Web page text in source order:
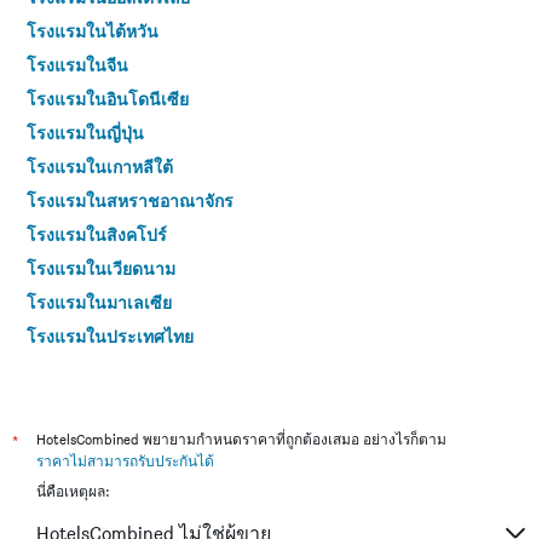
โรงแรมในไต้หวัน
โรงแรมในจีน
โรงแรมในอินโดนีเซีย
โรงแรมในญี่ปุ่น
โรงแรมในเกาหลีใต้
โรงแรมในสหราชอาณาจักร
โรงแรมในสิงคโปร์
โรงแรมในเวียดนาม
โรงแรมในมาเลเซีย
โรงแรมในประเทศไทย
*
HotelsCombined พยายามกำหนดราคาที่ถูกต้องเสมอ อย่างไรก็ตาม
ราคาไม่สามารถรับประกันได้
นี่คือเหตุผล:
HotelsCombined ไม่ใช่ผู้ขาย